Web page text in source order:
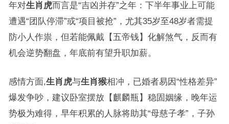
年对生肖虎而言是“吉凶并存”之年：下半年事业上可能
遭遇“团队停滞”或“项目被抢”，尤其35岁至48岁者需提
防小人作祟，但若能佩戴【五帝钱】化解煞气，反而有
机会逆势翻盘，年底前有望升职加薪。
感情方面,生肖虎与生肖猴相冲，已婚者易因“性格差异”
爆发争吵，建议卧室摆放【麒麟瓶】稳固姻缘，晚年运
势极为难得，早年积累的人脉将助其“母慈子孝”，子孙